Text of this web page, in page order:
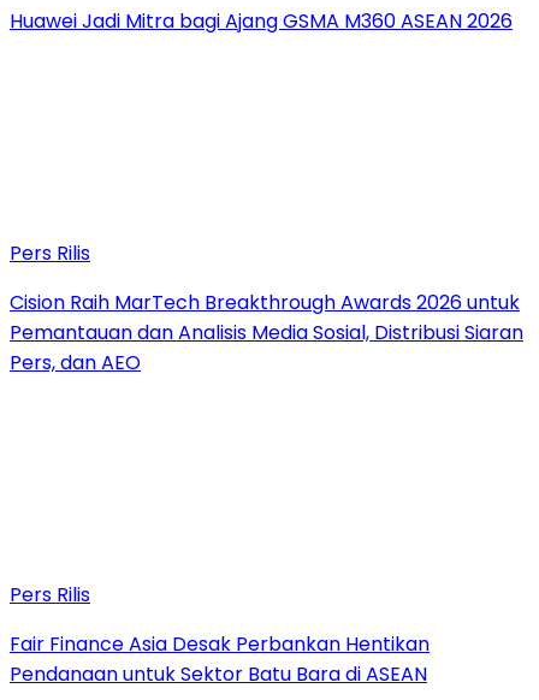
Huawei Jadi Mitra bagi Ajang GSMA M360 ASEAN 2026
Pers Rilis
Cision Raih MarTech Breakthrough Awards 2026 untuk
Pemantauan dan Analisis Media Sosial, Distribusi Siaran
Pers, dan AEO
Pers Rilis
Fair Finance Asia Desak Perbankan Hentikan
Pendanaan untuk Sektor Batu Bara di ASEAN